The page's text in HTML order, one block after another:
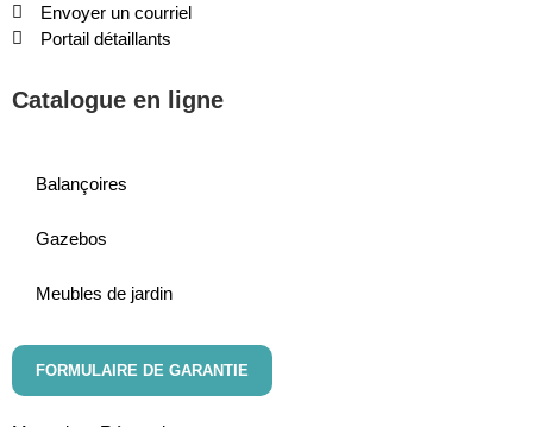
Envoyer un courriel
Portail détaillants
Catalogue en ligne
Balançoires
Gazebos
Meubles de jardin
FORMULAIRE DE GARANTIE